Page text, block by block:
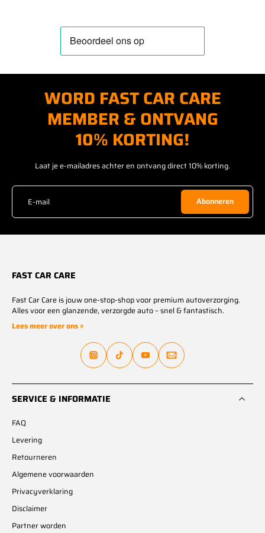
WORD FAST CAR CARE
MEMBER & ONTVANG
10% KORTING!
Laat je e-mailadres achter en ontvang direct 10% korting.
E-mail Abonneren
FAST CAR CARE
Fast Car Care is jouw one-stop-shop voor premium autoverzorging.
Alles voor een glanzende, verzorgde auto – snel & fantastisch.
Lees meer over ons »
SERVICE & INFORMATIE
FAQ
Levering
Retourneren
Algemene voorwaarden
Privacyverklaring
Disclaimer
Partner worden